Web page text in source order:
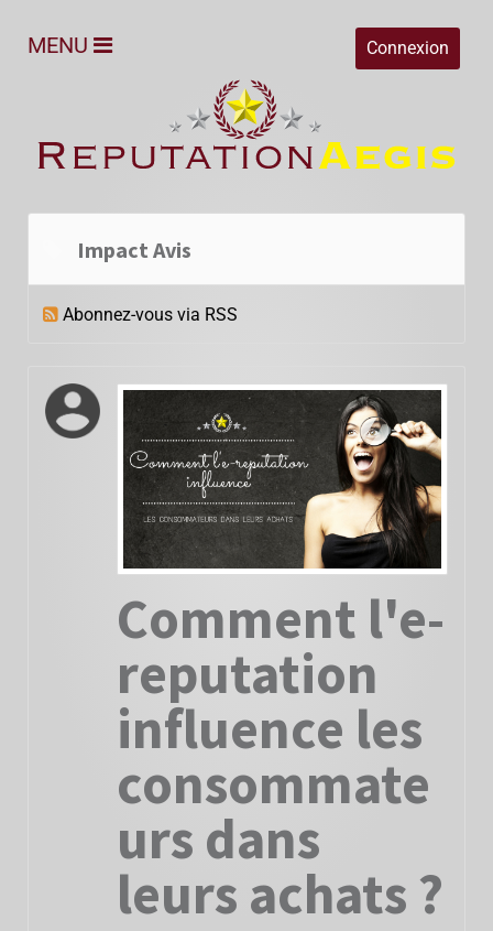
Connexion
MENU
Impact Avis
Abonnez-vous via RSS
Comment l'e-
reputation
influence les
consommate
urs dans
leurs achats ?